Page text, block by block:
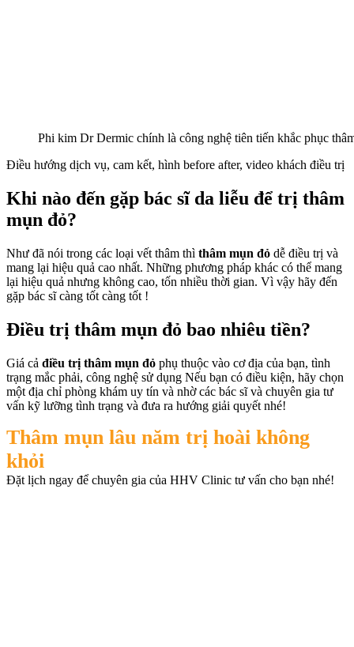
Phi kim Dr Dermic chính là công nghệ tiên tiến khắc phục
Điều hướng dịch vụ, cam kết, hình before after, video khách điều trị
Khi nào đến gặp bác sĩ da liễu để trị thâm
mụn đỏ?
Như đã nói trong các loại vết thâm thì thâm mụn đỏ dễ điều trị và
mang lại hiệu quả cao nhất. Những phương pháp khác có thể mang
lại hiệu quả nhưng không cao, tốn nhiều thời gian. Vì vậy hãy đến
gặp bác sĩ càng tốt càng tốt !
Điều trị thâm mụn đỏ bao nhiêu tiền?
Giá cả điều trị thâm mụn đỏ phụ thuộc vào cơ địa của bạn, tình
trạng mắc phải, công nghệ sử dụng Nếu bạn có điều kiện, hãy chọn
một địa chỉ phòng khám uy tín và nhờ các bác sĩ và chuyên gia tư
vấn kỹ lưỡng tình trạng và đưa ra hướng giải quyết nhé!
Thâm mụn lâu năm trị hoài không
khỏi
Đặt lịch ngay để chuyên gia của HHV Clinic tư vấn cho bạn nhé!